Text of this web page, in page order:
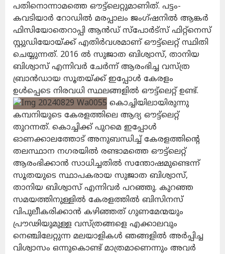
പതിനൊന്നാമത്തെ ഔട്ട്‌ലെറ്റുമാണിത്. പട്ടം-
കവടിയാര്‍ റോഡില്‍ മരപ്പാലം ജംഗ്ഷനില്‍ ആങ്കര്‍
ഫിസിയോതെറാപ്പി ആന്‍ഡ് സ്‌പോര്‍ട്‌സ് ഫിറ്റ്‌നെസ്
സ്റ്റുഡിയോയ്ക്ക് എതിര്‍വശമാണ് ഔട്ട്‌ലെറ്റ് സ്ഥിതി
ചെയ്യുന്നത്. 2016 ല്‍ സുജാത ബിശ്വാസ്, താനിയ
ബിശ്വാസ് എന്നിവര്‍ ചേര്‍ന്ന് ആരംഭിച്ച വസ്ത്ര
ബ്രാന്‍ഡായ സൂതയ്ക്ക് ഇപ്പോള്‍ കേരളം
ഉള്‍പ്പെടെ നിരവധി സ്ഥലങ്ങളില്‍ ഔട്ട്‌ലെറ്റ് ഉണ്ട്.
കൊച്ചിയിലായിരുന്നു
കമ്പനിയുടെ കേരളത്തിലെ ആദ്യ ഔട്ട്‌ലെറ്റ്
തുറന്നത്. കൊച്ചിക്ക് പുറമെ ഇപ്പോള്‍
ഓണക്കാലത്തോട് അനുബന്ധിച്ച് കേരളത്തിന്റെ
തലസ്ഥാന നഗരയില്‍ രണ്ടാമത്തെ ഔട്ട്‌ലെറ്റ്
ആരംഭിക്കാന്‍ സാധിച്ചതില്‍ സന്തോഷമുണ്ടെന്ന്
സൂതയുടെ സ്ഥാപകരായ സുജാത ബിശ്വാസ്,
താനിയ ബിശ്വാസ് എന്നിവര്‍ പറഞ്ഞു. കുറഞ്ഞ
സമയത്തിനുള്ളില്‍ കേരളത്തില്‍ ബിസിനസ്
വിപുലീകരിക്കാന്‍ കഴിഞ്ഞത് ഗുണമേന്മയും
പ്രൗഢിയുമുള്ള വസ്ത്രങ്ങളെ എക്കാലവും
നെഞ്ചിലേറ്റുന്ന മലയാളികള്‍ ഞങ്ങളില്‍ അര്‍പ്പിച്ച
വിശ്വാസം ഒന്നുകൊണ്ട് മാത്രമാണെന്നും അവര്‍